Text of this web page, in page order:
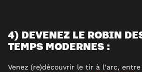
4) DEVENEZ LE ROBIN
TEMPS MODERNES :
Venez (re)découvrir le tir à l’arc,